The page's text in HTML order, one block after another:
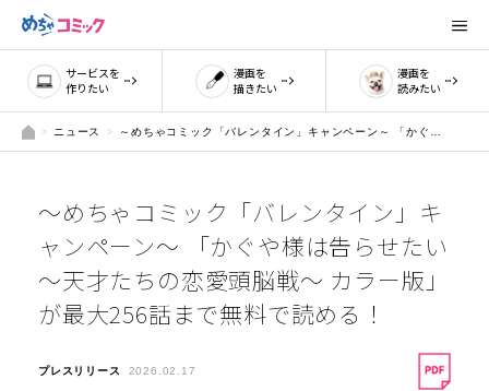
サービスを
作りたい
漫画を
描きたい
漫画を
読みたい
ニュース
～めちゃコミック「バレンタイン」キ
ャンペーン～ 「かぐや様は告らせたい
～天才たちの恋愛頭脳戦～ カラー版」
が最大256話まで無料で読める！
プレスリリース 2026.02.17